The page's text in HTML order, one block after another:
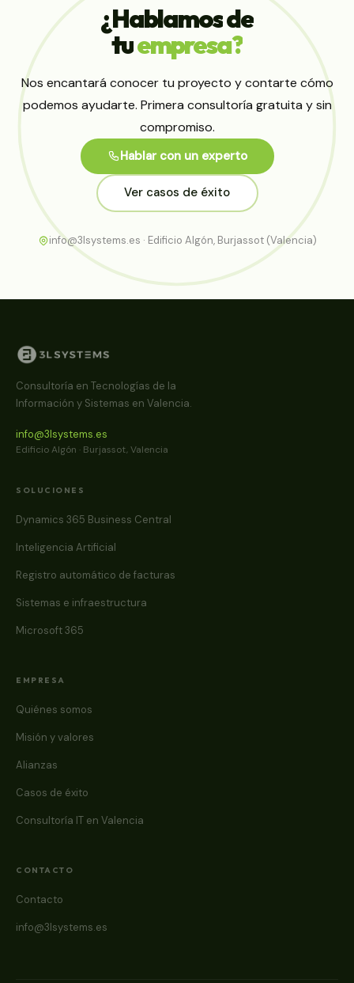
¿Hablamosde
tuempresa?
Nos encantará conocer tu proyecto y contarte cómo
podemos ayudarte. Primera consultoría gratuita y sin
compromiso.
Hablar con un experto
Ver casos de éxito
info@3lsystems.es · Edificio Algón, Burjassot (Valencia)
Consultoría en Tecnologías de la
Información y Sistemas en Valencia.
info@3lsystems.es
Edificio Algón · Burjassot, Valencia
SOLUCIONES
Dynamics 365 Business Central
Inteligencia Artificial
Registro automático de facturas
Sistemas e infraestructura
Microsoft 365
EMPRESA
Quiénes somos
Misión y valores
Alianzas
Casos de éxito
Consultoría IT en Valencia
CONTACTO
Contacto
info@3lsystems.es